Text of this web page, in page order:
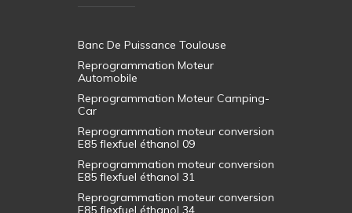
Banc De Puissance Toulouse
Reprogrammation Moteur
Automobile
Reprogrammation Moteur Camping-
Car
Reprogrammation moteur conversion
E85 flexfuel éthanol 09
Reprogrammation moteur conversion
E85 flexfuel éthanol 31
Reprogrammation moteur conversion
E85 flexfuel éthanol 34